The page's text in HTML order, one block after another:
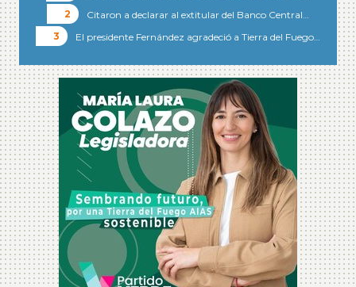
Citaron a declarar al extitular del Banco Central…
El presidente Fernández agradeció a Tierra del Fuego…